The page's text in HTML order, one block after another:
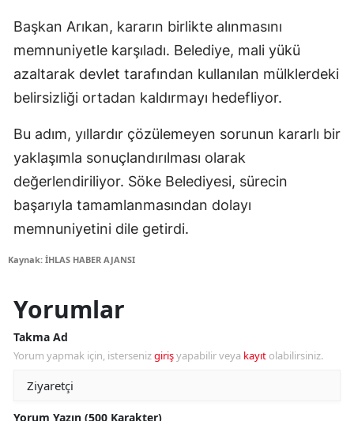
Başkan Arıkan, kararın birlikte alınmasını
memnuniyetle karşıladı. Belediye, mali yükü
azaltarak devlet tarafından kullanılan mülklerdeki
belirsizliği ortadan kaldırmayı hedefliyor.
Bu adım, yıllardır çözülemeyen sorunun kararlı bir
yaklaşımla sonuçlandırılması olarak
değerlendiriliyor. Söke Belediyesi, sürecin
başarıyla tamamlanmasından dolayı
memnuniyetini dile getirdi.
Kaynak: İHLAS HABER AJANSI
Yorumlar
Takma Ad
Yorum yapmak için, istersenizgirişyapabilir veya kayıt olabilirsiniz.
Yorum Yazın (500 Karakter)